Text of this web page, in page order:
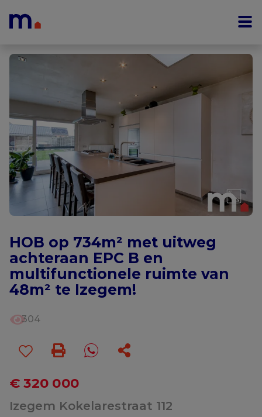
HOB op 734m² met uitweg
achteraan EPC B en
multifunctionele ruimte van
48m² te Izegem!
304
€ 320 000
Izegem Kokelarestraat 112